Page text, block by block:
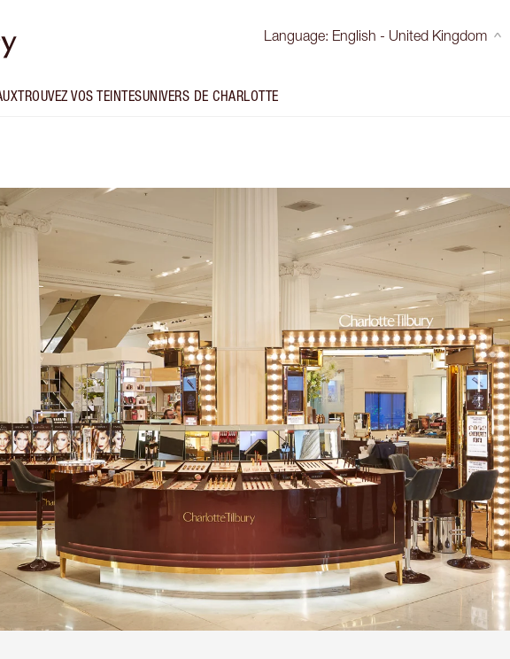
Language: English - United Kingdom
TROUVEZ VOS TEINTESUNIVERS DE CHARLOTTE